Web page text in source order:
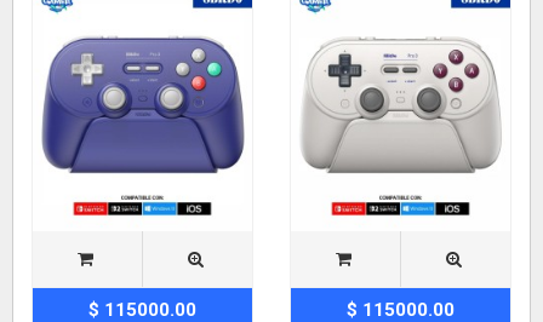
$ 115000.00 $ 115000.00